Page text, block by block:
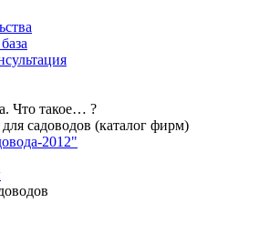
Что такое… ?
садоводов (каталог фирм)
2012"